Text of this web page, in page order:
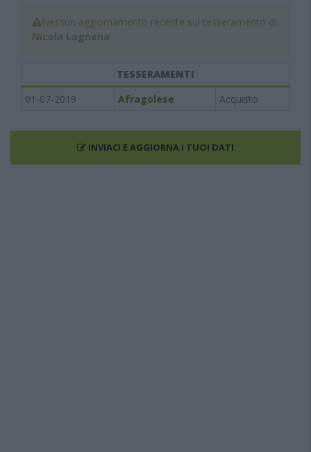
Nessun aggiornamento recente sul tesseramento di
Nicola Lagnena
TESSERAMENTI
01-07-2019
Afragolese Acquisto
INVIACI E AGGIORNA I TUOI DATI